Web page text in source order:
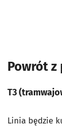
Powrót
T3
Linia będzie